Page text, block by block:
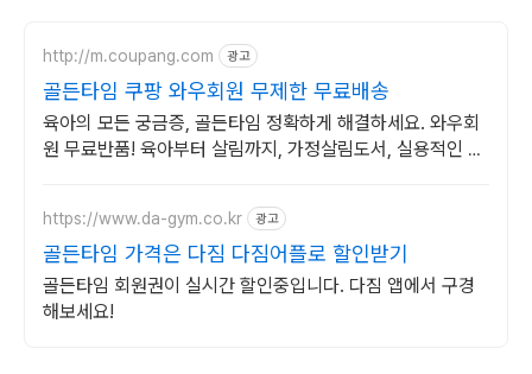
http://m.coupang.com 광고
골든타임 쿠팡 와우회원 무제한 무료배송
육아의 모든 궁금증, 골든타임 정확하게 해결하세요. 와우회
원 무료반품! 육아부터 살림까지, 가정살림도서, 실용적인 팁
https://www.da-gym.co.kr 광고
골든타임 가격은 다짐 다짐어플로 할인받기
골든타임 회원권이 실시간 할인중입니다. 다짐 앱에서 구경
해보세요!